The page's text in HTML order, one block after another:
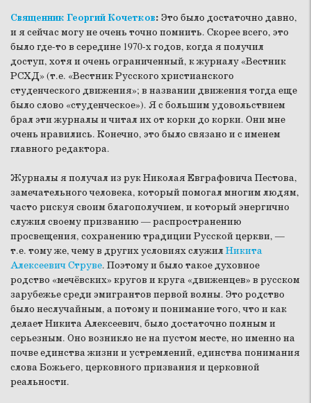
Священник Георгий Кочетков: Это было достаточно давно,
и я сейчас могу не очень точно помнить. Скорее всего, это
было где-то в середине 1970-х годов, когда я получил
доступ, хотя и очень ограниченный, к журналу «Вестник
РСХД» (т.е. «Вестник Русского христианского
студенческого движения»; в названии движения тогда еще
было слово «студенческое»). Я с большим удовольствием
брал эти журналы и читал их от корки до корки. Они мне
очень нравились. Конечно, это было связано и с именем
главного редактора.
Журналы я получал из рук Николая Евграфовича Пестова,
замечательного человека, который помогал многим людям,
часто рискуя своим благополучием, и который энергично
служил своему призванию — распространению
просвещения, сохранению традиции Русской церкви, —
т.е. тому же, чему в других условиях служилНикита
Алексеевич Струве. Поэтому и было такое духовное
родство «мечёвских» кругов и круга «движенцев» в русском
зарубежье среди эмигрантов первой волны. Это родство
было неслучайным, а потому и понимание того, что и как
делает Никита Алексеевич, было достаточно полным и
серьезным. Оно возникло не на пустом месте, но именно на
почве единства жизни и устремлений, единства понимания
слова Божьего, церковного призвания и церковной
реальности.